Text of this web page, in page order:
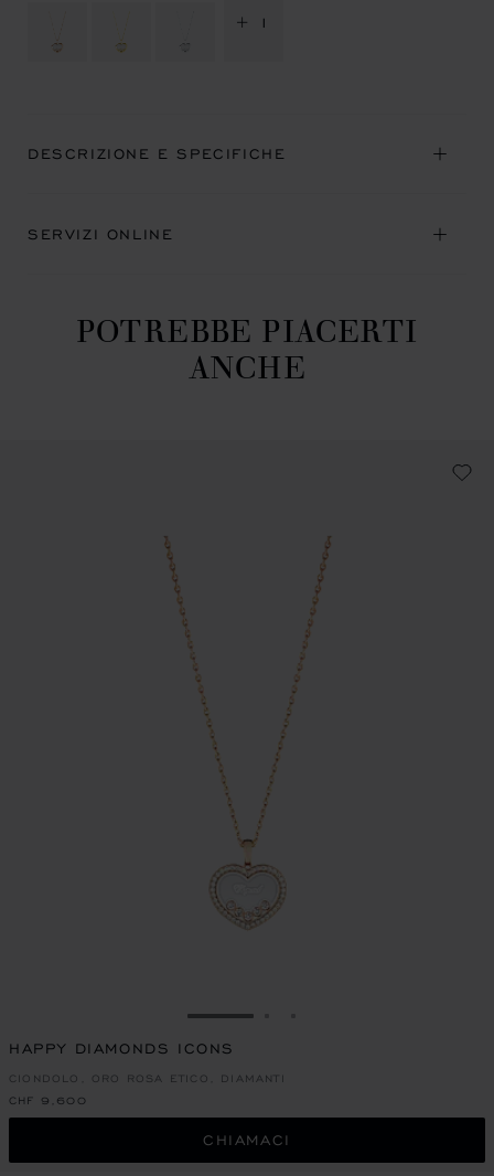
+ 1
DESCRIZIONE E SPECIFICHE
SERVIZI ONLINE
POTREBBE PIACERTI
ANCHE
VAI ALLA SLIDE 1
HAPPY DIAMONDS ICONS
CIONDOLO, ORO ROSA ETICO, DIAMANTI
CHF 9,600
CHIAMACI